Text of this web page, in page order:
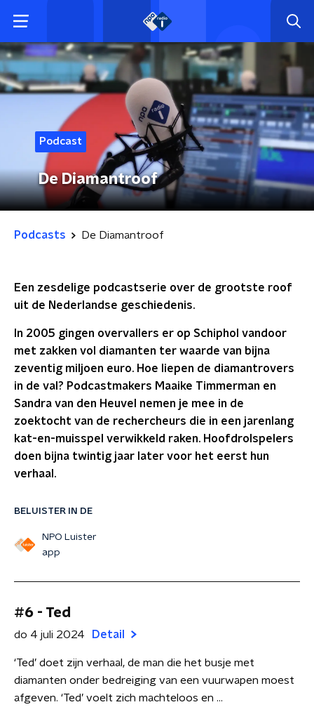
Podcast
De Diamantroof
Podcasts De Diamantroof
Een zesdelige podcastserie over de grootste roof
uit de Nederlandse geschiedenis.
In 2005 gingen overvallers er op Schiphol vandoor
met zakken vol diamanten ter waarde van bijna
zeventig miljoen euro. Hoe liepen de diamantrovers
in de val? Podcastmakers Maaike Timmerman en
Sandra van den Heuvel nemen je mee in de
zoektocht van de rechercheurs die in een jarenlang
kat-en-muisspel verwikkeld raken. Hoofdrolspelers
doen bijna twintig jaar later voor het eerst hun
verhaal.
BELUISTER IN DE
NPO Luister
app
#6 - Ted
do 4 juli 2024 Detail
‘Ted’ doet zijn verhaal, de man die het busje met
diamanten onder bedreiging van een vuurwapen moest
afgeven. ‘Ted’ voelt zich machteloos en ...